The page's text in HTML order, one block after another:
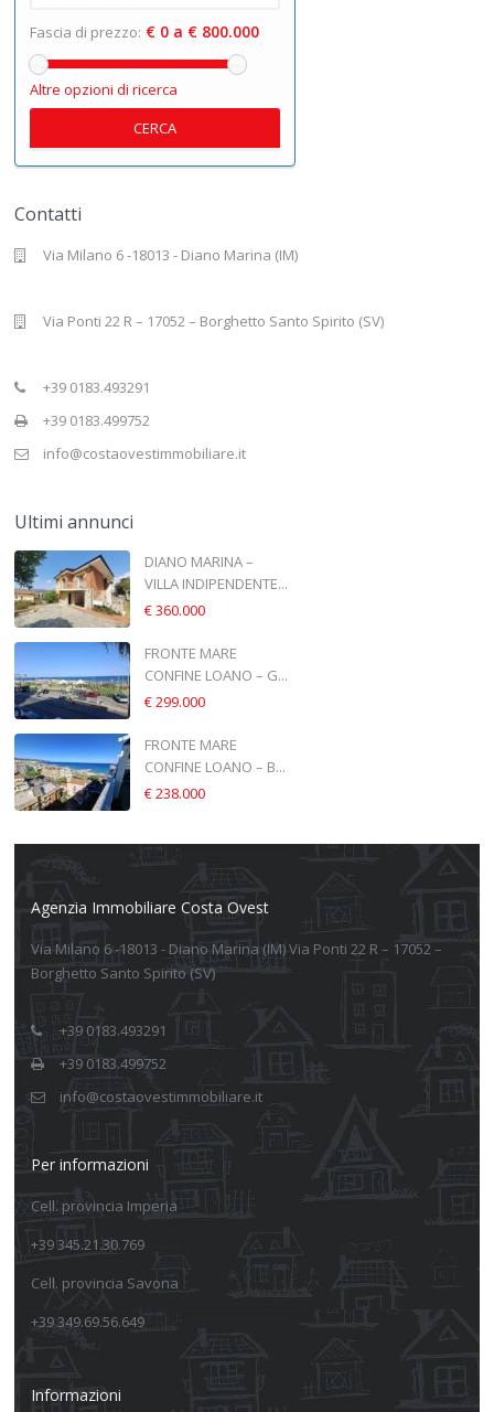
Fascia di prezzo: € 0 a € 800.000
Altre opzioni di ricerca
CERCA
Contatti
Via Milano 6 -18013 - Diano Marina (IM)
Via Ponti 22 R – 17052 – Borghetto Santo Spirito (SV)
+39 0183.493291
+39 0183.499752
info@costaovestimmobiliare.it
Ultimi annunci
DIANO MARINA –
VILLA INDIPENDENTE...
€ 360.000
FRONTE MARE
CONFINE LOANO – G...
€ 299.000
FRONTE MARE
CONFINE LOANO – B...
€ 238.000
Agenzia Immobiliare Costa Ovest
Via Milano 6 -18013 - Diano Marina (IM) Via Ponti 22 R – 17052 –
Borghetto Santo Spirito (SV)
+39 0183.493291
+39 0183.499752
info@costaovestimmobiliare.it
Per informazioni
Cell. provincia Imperia
+39 345.21.30.769
Cell. provincia Savona
+39 349.69.56.649
Informazioni